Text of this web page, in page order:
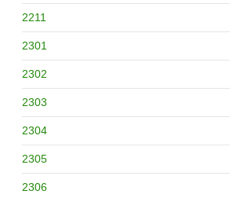
2211
2301
2302
2303
2304
2305
2306